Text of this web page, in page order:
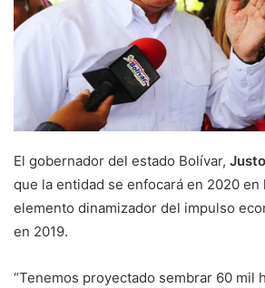
El gobernador del estado Bolívar,
que la entidad se enfocará en 2020
elemento dinamizador del impulso
en 2019.
“Tenemos proyectado sembrar 60 mil